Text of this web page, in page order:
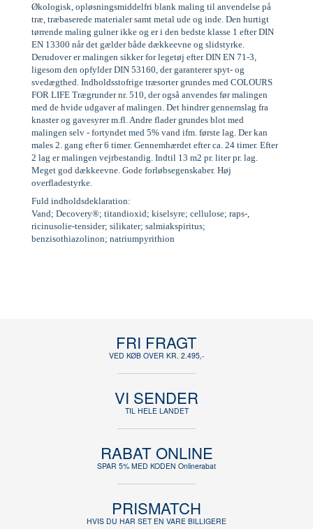
Økologisk, opløsningsmiddelfri blank maling til anvendelse på
træ, træbaserede materialer samt metal ude og inde. Den hurtigt
tørrende maling gulner ikke og er i den bedste klasse 1 efter DIN
EN 13300 når det gælder både dækkeevne og slidstyrke.
Derudover er malingen sikker for legetøj efter DIN EN 71-3,
ligesom den opfylder DIN 53160, der garanterer spyt- og
svedægthed. Indholdsstofrige træsorter grundes med COLOURS
FOR LIFE Trægrunder nr. 510, der også anvendes før malingen
med de hvide udgaver af malingen. Det hindrer gennemslag fra
knaster og gavesyrer m.fl. Andre flader grundes blot med
malingen selv - fortyndet med 5% vand ifm. første lag. Der kan
males 2. gang efter 6 timer. Gennemhærdet efter ca. 24 timer. Efter
2 lag er malingen vejrbestandig. Indtil 13 m2 pr. liter pr. lag.
Meget god dækkeevne. Gode forløbsegenskaber. Høj
overfladestyrke.
Fuld indholdsdeklaration:
Vand; Decovery®; titandioxid; kiselsyre; cellulose; raps-,
ricinusolie-tensider; silikater; salmiakspiritus;
benzisothiazolinon; natriumpyrithion
FRI FRAGT
VED KØB OVER KR. 2.495,-
VI SENDER
TIL HELE LANDET
RABAT ONLINE
SPAR 5% MED KODEN Onlinerabat
PRISMATCH
HVIS DU HAR SET EN VARE BILLIGERE